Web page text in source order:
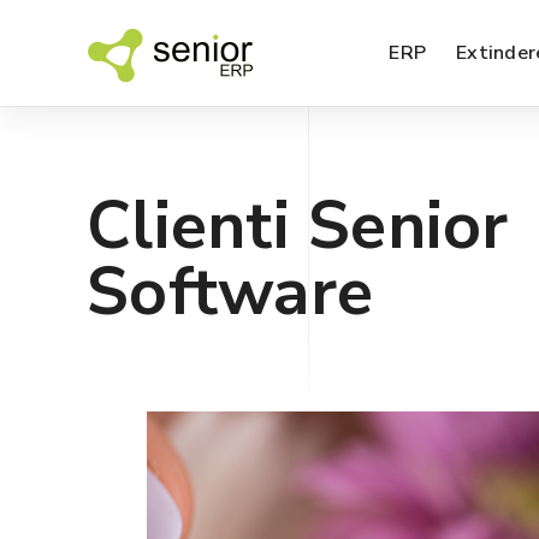
ERP
SFA – agenti de vanzari
EDI – Electronic Data Interchange
BI – analiza datelor
SPM – management performanta
Clienti Senior
Software